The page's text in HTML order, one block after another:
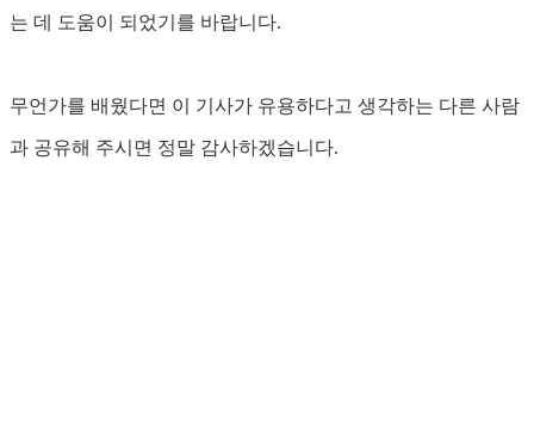
는 데 도움이 되었기를 바랍니다.
무언가를 배웠다면 이 기사가 유용하다고 생각하는 다른 사람
과 공유해 주시면 정말 감사하겠습니다.